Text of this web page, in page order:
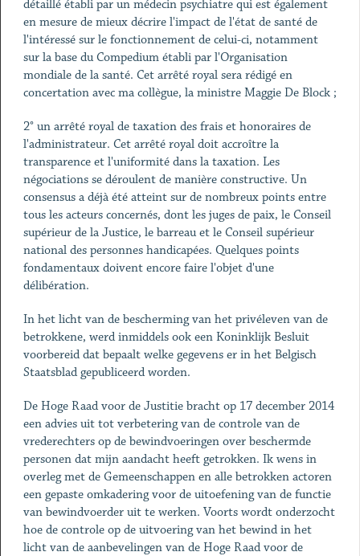
détaillé établi par un médecin psychiatre qui est également
en mesure de mieux décrire l'impact de l'état de santé de
l'intéressé sur le fonctionnement de celui-ci, notamment
sur la base du Compedium établi par l'Organisation
mondiale de la santé. Cet arrêté royal sera rédigé en
concertation avec ma collègue, la ministre Maggie De Block ;
2° un arrêté royal de taxation des frais et honoraires de
l'administrateur. Cet arrêté royal doit accroître la
transparence et l'uniformité dans la taxation. Les
négociations se déroulent de manière constructive. Un
consensus a déjà été atteint sur de nombreux points entre
tous les acteurs concernés, dont les juges de paix, le Conseil
supérieur de la Justice, le barreau et le Conseil supérieur
national des personnes handicapées. Quelques points
fondamentaux doivent encore faire l'objet d'une
délibération.
In het licht van de bescherming van het privéleven van de
betrokkene, werd inmiddels ook een Koninklijk Besluit
voorbereid dat bepaalt welke gegevens er in het Belgisch
Staatsblad gepubliceerd worden.
De Hoge Raad voor de Justitie bracht op 17 december 2014
een advies uit tot verbetering van de controle van de
vrederechters op de bewindvoeringen over beschermde
personen dat mijn aandacht heeft getrokken. Ik wens in
overleg met de Gemeenschappen en alle betrokken actoren
een gepaste omkadering voor de uitoefening van de functie
van bewindvoerder uit te werken. Voorts wordt onderzocht
hoe de controle op de uitvoering van het bewind in het
licht van de aanbevelingen van de Hoge Raad voor de